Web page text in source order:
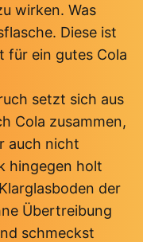
wirken. Was
Diese ist
für ein gutes Cola
setzt sich aus
Cola zusammen,
auch nicht
hingegen holt
der
Übertreibung
schmeckst